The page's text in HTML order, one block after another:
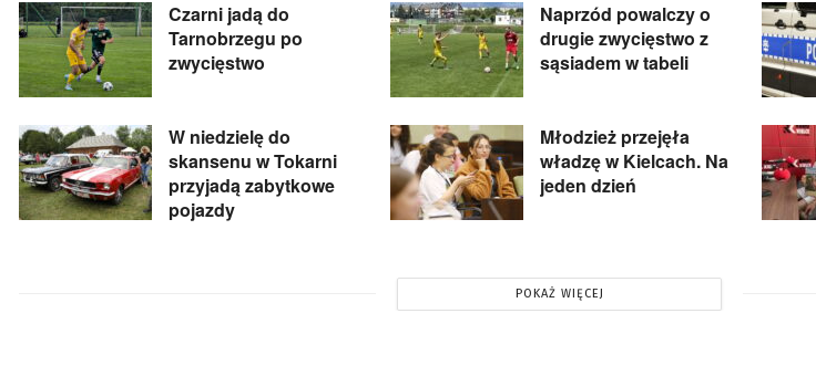
Czarni jadą do
Tarnobrzegu po
zwycięstwo
Naprzód powalczy o
drugie zwycięstwo z
sąsiadem w tabeli
W niedzielę do
skansenu w Tokarni
przyjadą zabytkowe
pojazdy
Młodzież przejęła
władzę w Kielcach. Na
jeden dzień
POKAŻ WIĘCEJ